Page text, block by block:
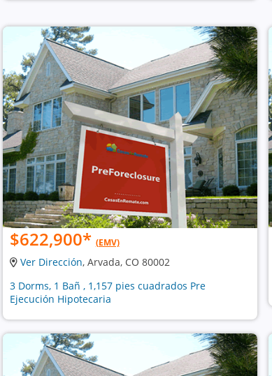
$622,900* (EMV)
Ver Dirección, Arvada, CO 80002
3 Dorms, 1 Bañ , 1,157 pies cuadrados Pre
Ejecución Hipotecaria